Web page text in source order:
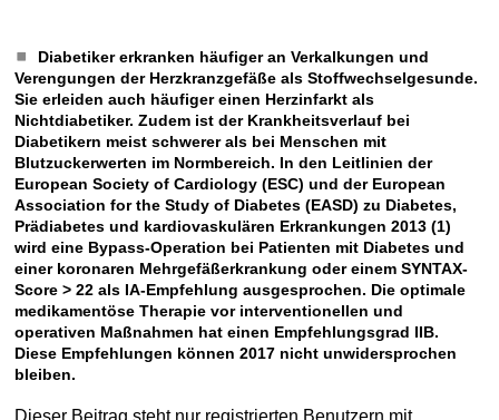
Diabetiker erkranken häufiger an Verkalkungen und
Verengungen der Herzkranzgefäße als Stoffwechselgesunde.
Sie erleiden auch häufiger einen Herzinfarkt als
Nichtdiabetiker. Zudem ist der Krankheitsverlauf bei
Diabetikern meist schwerer als bei Menschen mit
Blutzuckerwerten im Normbereich. In den Leitlinien der
European Society of Cardiology (ESC) und der European
Association for the Study of Diabetes (EASD) zu Diabetes,
Prädiabetes und kardiovaskulären Erkrankungen 2013 (1)
wird eine Bypass-Operation bei Patienten mit Diabetes und
einer koronaren Mehrgefäßerkrankung oder einem SYNTAX-
Score > 22 als IA-Empfehlung ausgesprochen. Die optimale
medikamentöse Therapie vor interventionellen und
operativen Maßnahmen hat einen Empfehlungsgrad IIB.
Diese Empfehlungen können 2017 nicht unwidersprochen
bleiben.
Dieser Beitrag steht nur registrierten Benutzern mit